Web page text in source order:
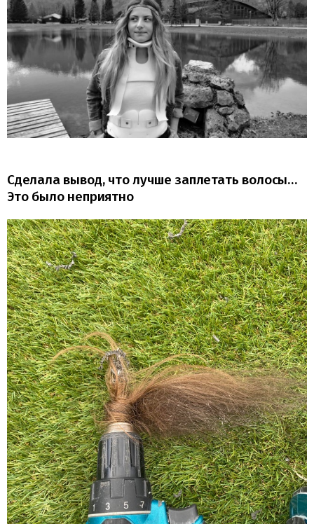
Сделала вывод, что лучше заплетать волосы…
Это было неприятно